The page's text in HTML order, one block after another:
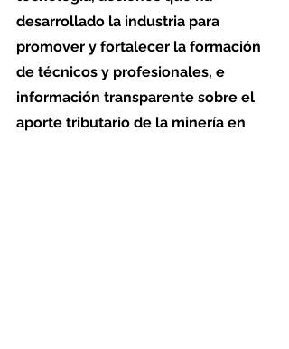
desarrollado la industria para
promover y fortalecer la formación
de técnicos y profesionales, e
información transparente sobre el
aporte tributario de la minería en